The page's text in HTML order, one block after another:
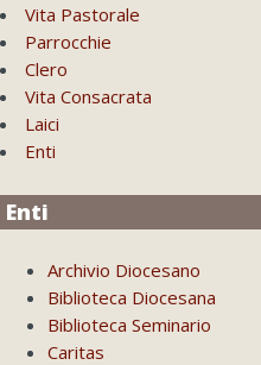
Vita Pastorale
Parrocchie
Clero
Vita Consacrata
Laici
Enti
Enti
Archivio Diocesano
Biblioteca Diocesana
Biblioteca Seminario
Caritas